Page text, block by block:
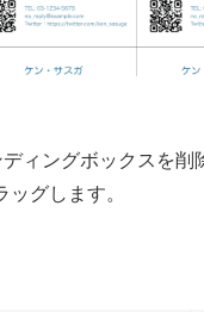
ィングボックスを削
グします。